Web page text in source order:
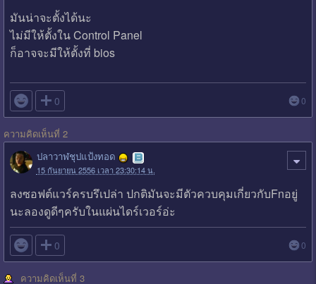
มันน่าจะตั้งได้นะ
ไม่มีให้ตั้งใน Control Panel
ก็อาจจะมีให้ตั้งที่ bios
 0 0
ความคิดเห็นที่ 2
ปลาวาฬชุปแป้งทอด
15 กันยายน 2556 เวลา 23:30:14 น.
ลงซอฟต์แวร์ครบรึเปล่า ปกติมันจะมีตัวควบคุมเกี่ยวกับFnอยู่
นะลองดูดีๆครับในแผ่นไดร์เวอร์อ่ะ
 0 0
ความคิดเห็นที่ 3